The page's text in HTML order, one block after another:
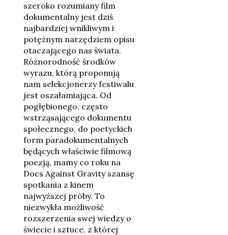
szeroko rozumiany film
dokumentalny jest dziś
najbardziej wnikliwym i
potężnym narzędziem opisu
otaczającego nas świata.
Różnorodność środków
wyrazu, którą proponują
nam selekcjonerzy festiwalu
jest oszałamiająca. Od
pogłębionego, często
wstrząsającego dokumentu
społecznego, do poetyckich
form paradokumentalnych
będących właściwie filmową
poezją, mamy co roku na
Docs Against Gravity szansę
spotkania z kinem
najwyższej próby. To
niezwykła możliwość
rozszerzenia swej wiedzy o
świecie i sztuce, z której